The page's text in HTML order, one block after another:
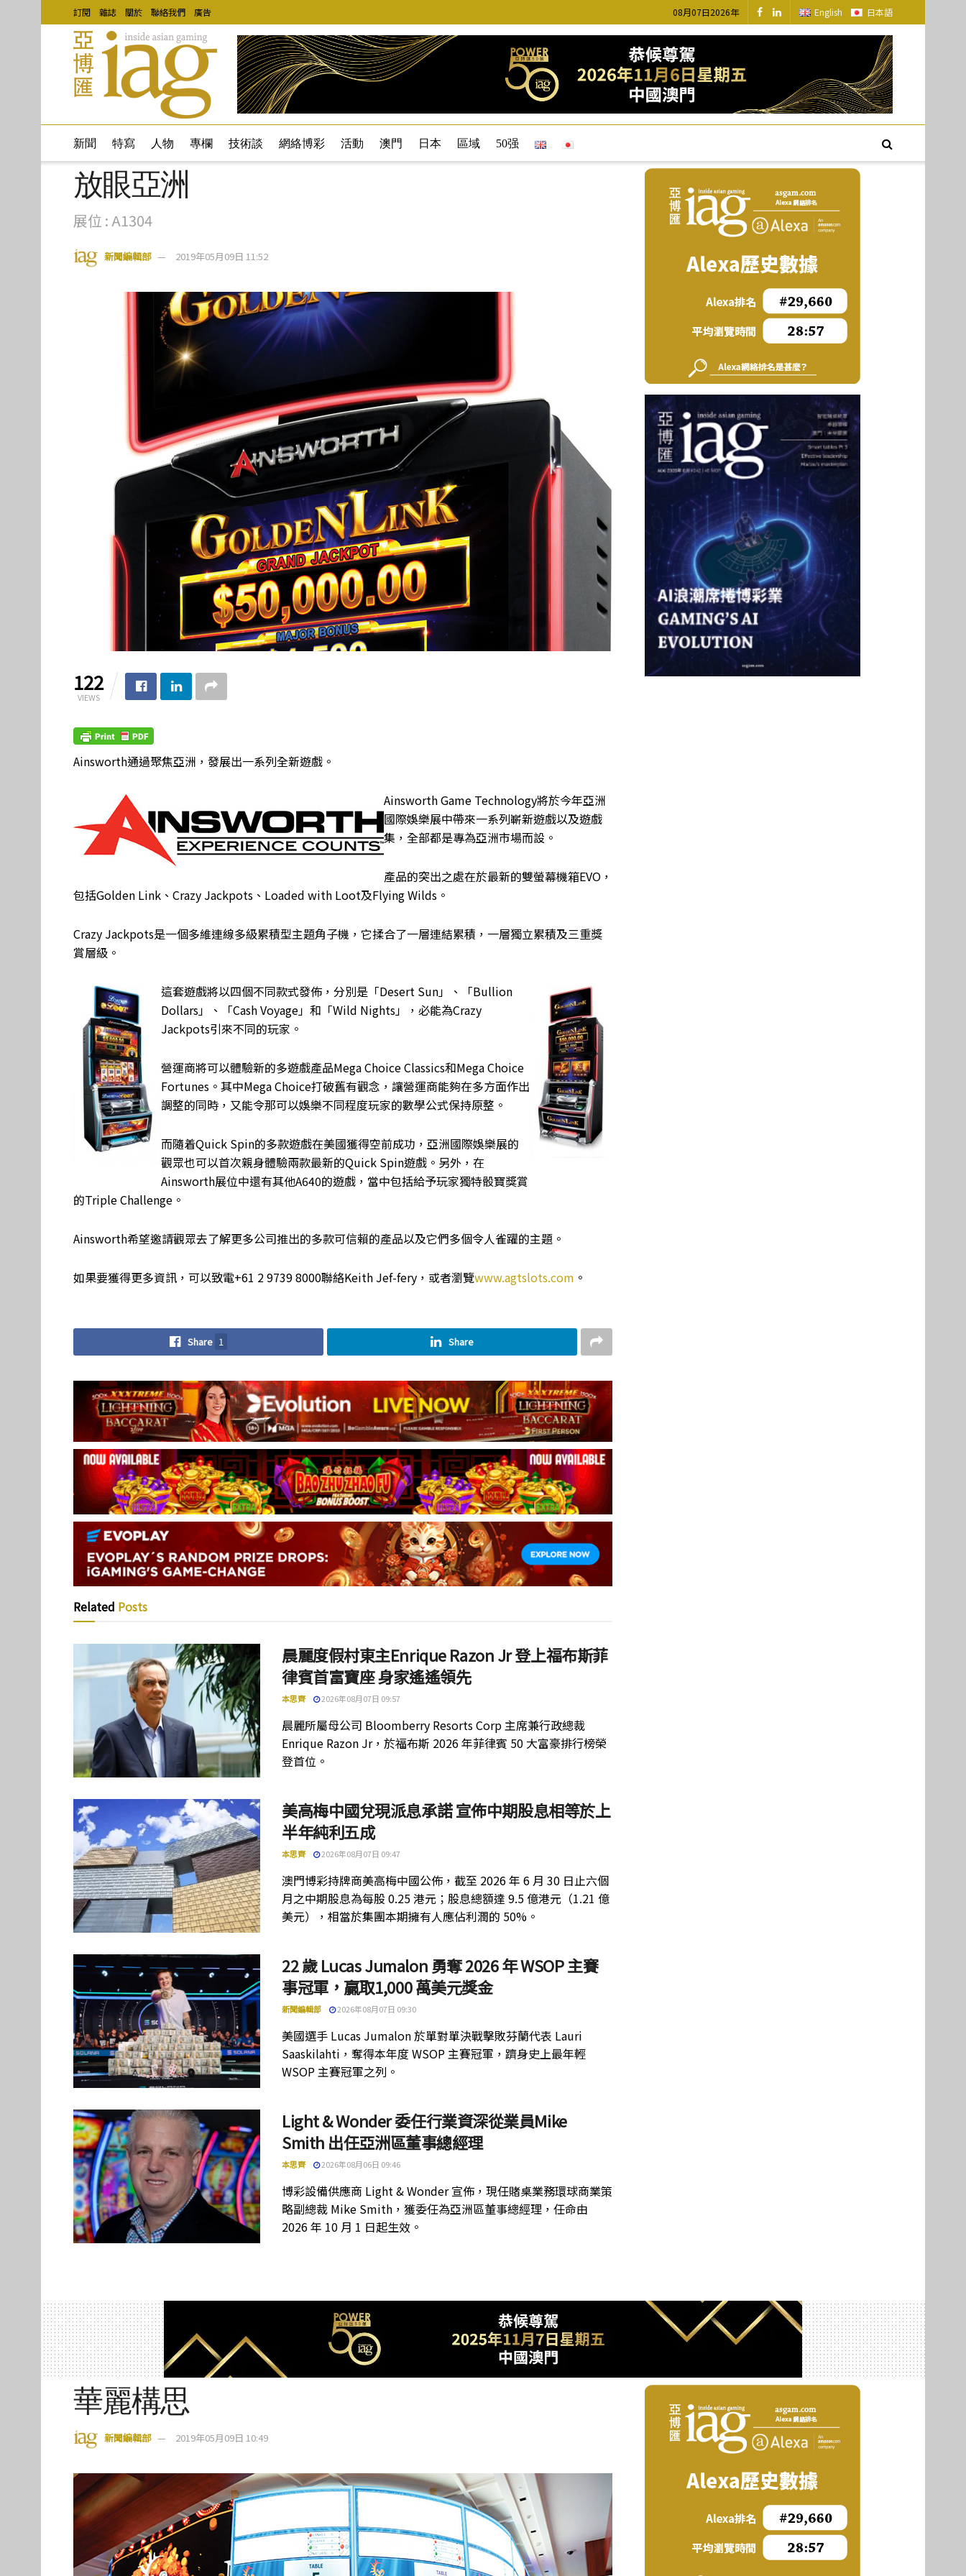
訂閱 雜誌 關於 聯絡我們 廣告 08月07日2026年 English 日本語
新聞 特寫 人物 專欄 技術談 網絡博彩 活動 澳門 日本 區域 50强
放眼亞洲
展位 : A1304
新聞編輯部 2019年05月09日 11:52
122
VIEWS
Ainsworth通過聚焦亞洲，發展出一系列全新遊戲。
Ainsworth Game Technology將於今年亞洲
國際娛樂展中帶來一系列嶄新遊戲以及遊戲
集，全部都是專為亞洲市場而設。
產品的突出之處在於最新的雙螢幕機箱EVO，
包括Golden Link、Crazy Jackpots、Loaded with Loot及Flying Wilds。
Crazy Jackpots是一個多維連線多級累積型主題角子機，它揉合了一層連結累積，一層獨立累積及三重獎
賞層級。
這套遊戲將以四個不同款式發佈，分別是「Desert Sun」、「Bullion
Dollars」、「Cash Voyage」和「Wild Nights」，必能為Crazy
Jackpots引來不同的玩家。
營運商將可以體驗新的多遊戲產品Mega Choice Classics和Mega Choice
Fortunes。其中Mega Choice打破舊有觀念，讓營運商能夠在多方面作出
調整的同時，又能令那可以娛樂不同程度玩家的數學公式保持原整。
而隨着Quick Spin的多款遊戲在美國獲得空前成功，亞洲國際娛樂展的
觀眾也可以首次親身體驗兩款最新的Quick Spin遊戲。另外，在
Ainsworth展位中還有其他A640的遊戲，當中包括給予玩家獨特骰寶獎賞
的Triple Challenge。
Ainsworth希望邀請觀眾去了解更多公司推出的多款可信賴的產品以及它們多個令人雀躍的主題。
如果要獲得更多資訊，可以致電+61 2 9739 8000聯絡Keith Jef-fery，或者瀏覽www.agtslots.com 。
Share 1 Share
Related Posts
晨麗度假村東主Enrique Razon Jr 登上福布斯菲
律賓首富寶座 身家遙遙領先
本思齊 2026年08月07日 09:57
晨麗所屬母公司 Bloomberry Resorts Corp 主席兼行政總裁
Enrique Razon Jr，於福布斯 2026 年菲律賓 50 大富豪排行榜榮
登首位。
美高梅中國兌現派息承諾 宣佈中期股息相等於上
半年純利五成
本思齊 2026年08月07日 09:47
澳門博彩持牌商美高梅中國公佈，截至 2026 年 6 月 30 日止六個
月之中期股息為每股 0.25 港元；股息總額達 9.5 億港元（1.21 億
美元），相當於集團本期擁有人應佔利潤的 50%。
22 歲 Lucas Jumalon 勇奪 2026 年 WSOP 主賽
事冠軍，贏取1,000 萬美元獎金
新聞編輯部 2026年08月07日 09:30
美國選手 Lucas Jumalon 於單對單決戰擊敗芬蘭代表 Lauri
Saaskilahti，奪得本年度 WSOP 主賽冠軍，躋身史上最年輕
WSOP 主賽冠軍之列。
Light & Wonder 委任行業資深從業員Mike
Smith 出任亞洲區董事總經理
本思齊 2026年08月06日 09:46
博彩設備供應商 Light & Wonder 宣佈，現任賭桌業務環球商業策
略副總裁 Mike Smith，獲委任為亞洲區董事總經理，任命由
2026 年 10 月 1 日起生效。
華麗構思
新聞編輯部 2019年05月09日 10:49